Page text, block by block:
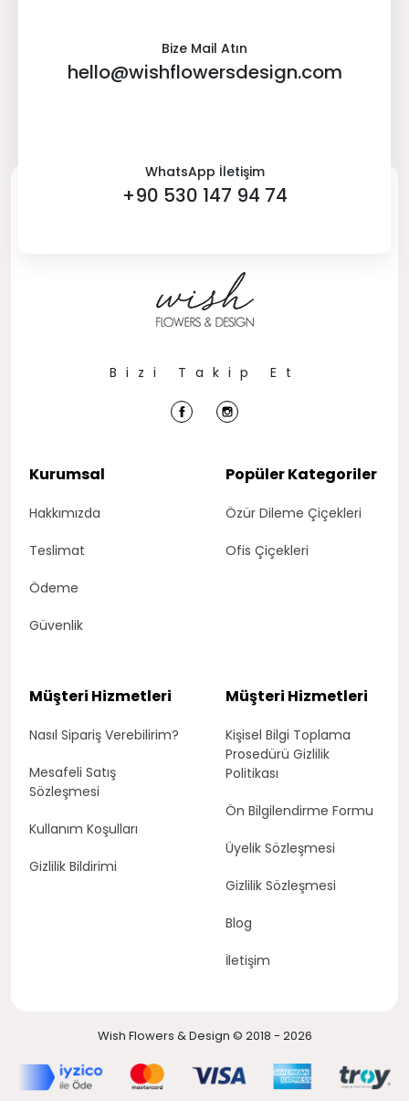
Bize Mail Atın
hello@wishflowersdesign.com
WhatsApp İletişim
+90 530 147 94 74
Kurumsal
Hakkımızda
Teslimat
Ödeme
Güvenlik
Popüler Kategoriler
Özür Dileme Çiçekleri
Ofis Çiçekleri
Bizi Takip Et
Müşteri Hizmetleri
Nasıl Sipariş Verebilirim?
Mesafeli Satış
Sözleşmesi
Kullanım Koşulları
Gizlilik Bildirimi
Müşteri Hizmetleri
Kişisel Bilgi Toplama
Prosedürü Gizlilik
Politikası
Ön Bilgilendirme Formu
Üyelik Sözleşmesi
Gizlilik Sözleşmesi
Blog
İletişim
Wish Flowers & Design © 2018 - 2026